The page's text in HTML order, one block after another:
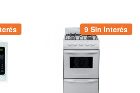
9 Sin Interés